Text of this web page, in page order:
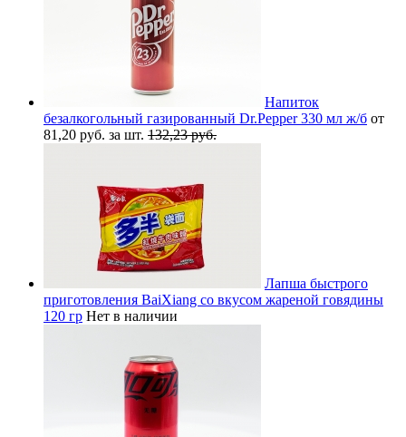
Напиток
безалкогольный газированный Dr.Pepper 330 мл ж/б от
81,20 руб. за шт. 132,23 руб.
Лапша быстрого
приготовления BaiXiang со вкусом жареной говядины
120 гр Нет в наличии